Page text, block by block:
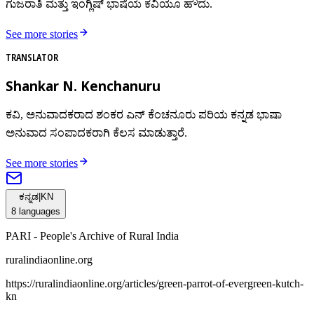
ಗುಜರಾತಿ ಮತ್ತು ಇಂಗ್ಲಿಷ್ ಭಾಷೆಯ ಕವಿಯೂ ಹೌದು.
See more stories
TRANSLATOR
Shankar N. Kenchanuru
ಕವಿ, ಅನುವಾದಕರಾದ ಶಂಕರ ಎನ್ ಕೆಂಚನೂರು ಪರಿಯ ಕನ್ನಡ ಭಾಷಾ
ಅನುವಾದ ಸಂಪಾದಕರಾಗಿ ಕೆಲಸ ಮಾಡುತ್ತಾರೆ.
See more stories
ಕನ್ನಡ| KN
8 languages
PARI - People's Archive of Rural India
ruralindiaonline.org
https://ruralindiaonline.org/articles/green-parrot-of-evergreen-kutch-
kn